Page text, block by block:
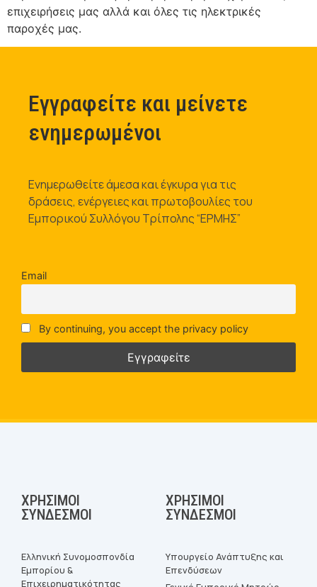
επιχειρήσεις μας αλλά και όλες τις ηλεκτρικές
παροχές μας.
Εγγραφείτε και μείνετε
ενημερωμένοι
Ενημερωθείτε άμεσα και έγκυρα για τις
δράσεις, ενέργειες και πρωτοβουλίες του
Εμπορικού Συλλόγου Τρίπολης “ΕΡΜΗΣ”
Email
By continuing, you accept the privacy policy
ΧΡΉΣΙΜΟΙ
ΣΎΝΔΕΣΜΟΙ
Ελληνική Συνομοσπονδία
Εμπορίου &
Επιχειρηματικότητας
ΧΡΉΣΙΜΟΙ
ΣΎΝΔΕΣΜΟΙ
Υπουργείο Ανάπτυξης και
Επενδύσεων